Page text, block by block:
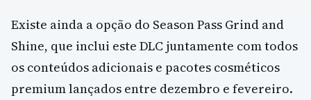
Existe ainda a opção do Season Pass Grind and
Shine, que inclui este DLC juntamente com todos
os conteúdos adicionais e pacotes cosméticos
premium lançados entre dezembro e fevereiro.